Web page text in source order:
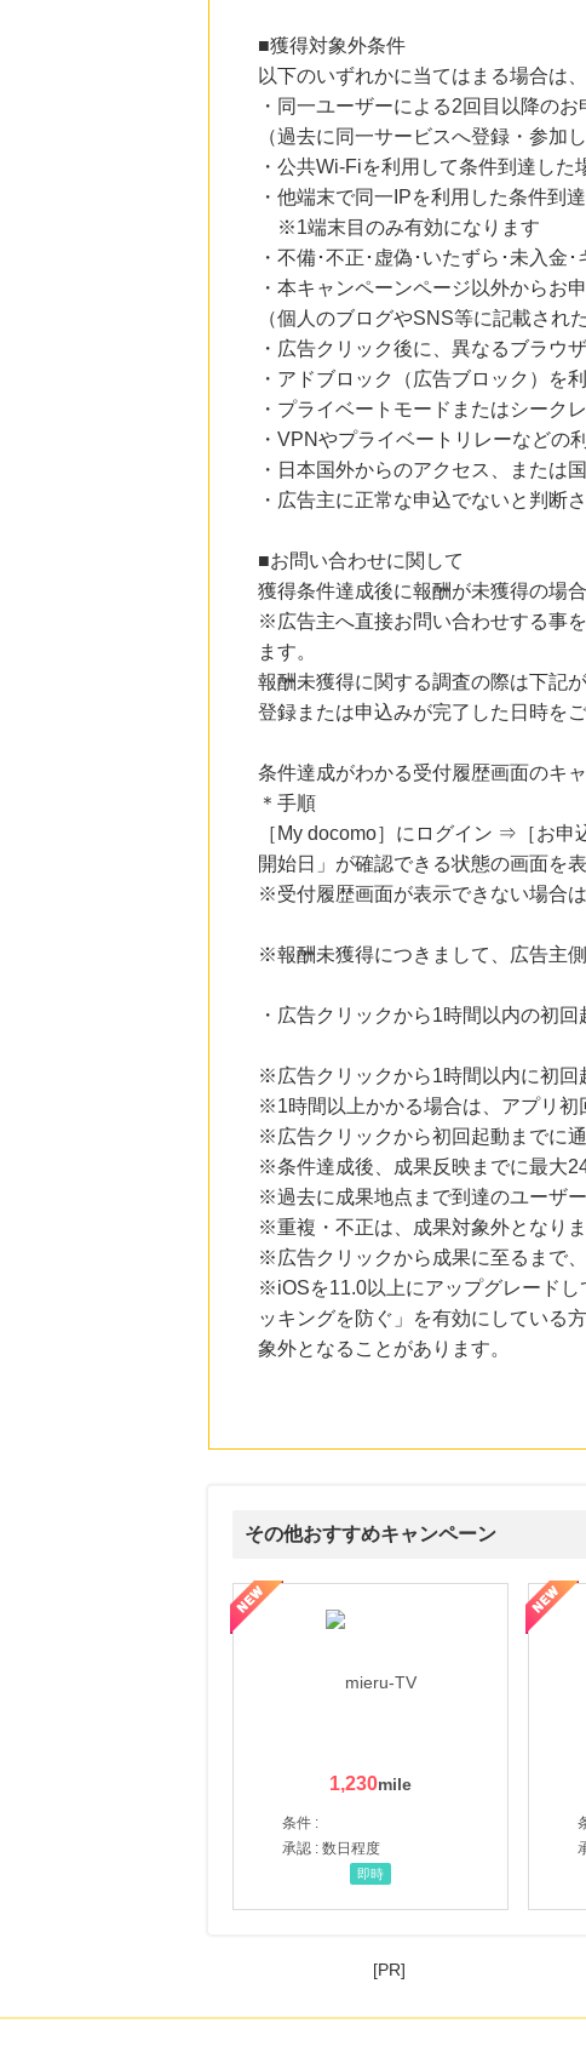
■獲得対象外条件
以下のいずれかに当てはまる場合は
・同一ユーザーによる2回目以降のお
（過去に同一サービスへ登録・参加
・公共Wi-Fiを利用して条件到達した
・他端末で同一IPを利用した条件到
※1端末目のみ有効になります
・不備･不正･虚偽･いたずら･未入金
・本キャンペーンページ以外からお
（個人のブログやSNS等に記載され
・広告クリック後に、異なるブラウ
・アドブロック（広告ブロック）を
・プライベートモードまたはシーク
・VPNやプライベートリレーなどの
・日本国外からのアクセス、または
・広告主に正常な申込でないと判断
■お問い合わせに関して
獲得条件達成後に報酬が未獲得の場
※広告主へ直接お問い合わせする事
ます。
報酬未獲得に関する調査の際は下記
登録または申込みが完了した日時を
条件達成がわかる受付履歴画面のキ
＊手順
［My docomo］にログイン ⇒［お
開始日」が確認できる状態の画面を
※受付履歴画面が表示できない場合
※報酬未獲得につきまして、広告主
・広告クリックから1時間以内の初
※広告クリックから1時間以内に初回
※1時間以上かかる場合は、アプリ初
※広告クリックから初回起動までに
※条件達成後、成果反映までに最大
※過去に成果地点まで到達のユーザ
※重複・不正は、成果対象外となりま
※広告クリックから成果に至るまで
※iOSを11.0以上にアップグレード
ッキングを防ぐ」を有効にしている
象外となることがあります。
その他おすすめキャンペーン
1,230
条件 :
承認 : 数日程度
即時
【LOJEL公式サイト】スーツケース・バッグ
【ロデオドライブ】創業70年の
[PR]